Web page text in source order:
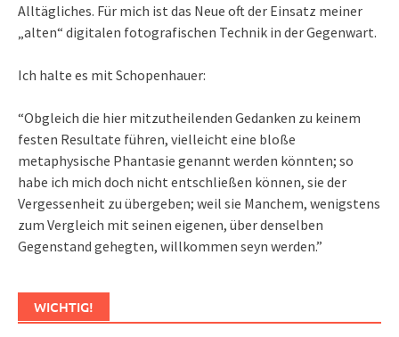
Alltägliches. Für mich ist das Neue oft der Einsatz meiner
„alten“ digitalen fotografischen Technik in der Gegenwart.
Ich halte es mit Schopenhauer:
“Obgleich die hier mitzutheilenden Gedanken zu keinem
festen Resultate führen, vielleicht eine bloße
metaphysische Phantasie genannt werden könnten; so
habe ich mich doch nicht entschließen können, sie der
Vergessenheit zu übergeben; weil sie Manchem, wenigstens
zum Vergleich mit seinen eigenen, über denselben
Gegenstand gehegten, willkommen seyn werden.”
WICHTIG!